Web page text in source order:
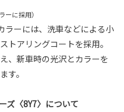
ーに採用）
ラーには、洗車などによる小
トアリングコートを採用。
、新車時の光沢とカラーを
す。
ズ〈8Y7〉について